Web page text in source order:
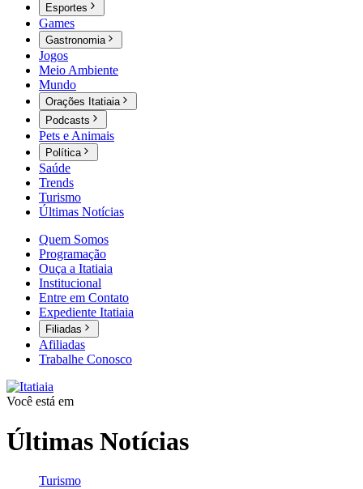
Esportes
Games
Gastronomia
Jogos
Meio Ambiente
Mundo
Orações Itatiaia
Podcasts
Pets e Animais
Política
Saúde
Trends
Turismo
Últimas Notícias
Quem Somos
Programação
Ouça a Itatiaia
Institucional
Entre em Contato
Expediente Itatiaia
Filiadas
Afiliadas
Trabalhe Conosco
Você está em
Últimas Notícias
Turismo